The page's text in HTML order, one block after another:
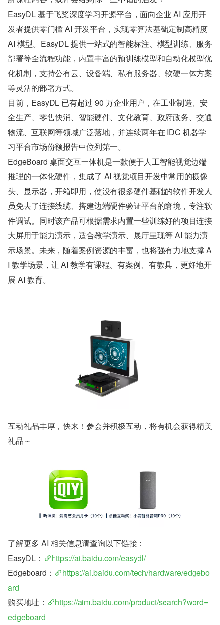
EasyDL 基于飞桨深度学习开源平台，面向企业 AI 应用开
发者提供零门槛 AI 开发平台，实现零算法基础定制高精度
AI 模型。EasyDL 提供一站式的智能标注、模型训练、服务
部署等全流程功能，内置丰富的预训练模型和自动化模型优
化机制，支持公有云、设备端、私有服务器、软硬一体方案
等灵活的部署方式。
目前，EasyDL 已有超过 90 万企业用户，在工业制造、安
全生产、零售快消、智能硬件、文化教育、政府政务、交通
物流、互联网等领域广泛落地，并连续两年在 IDC 机器学
习平台市场份额报告中位列第一。
EdgeBoard 桌面交互一体机是一款便于人工智能视觉边端
推理的一体化硬件，集成了 AI 视觉项目开发中常用的摄像
头、显示器，开箱即用，使没有很多硬件基础的软件开发人
员免去了连接线缆、搭建边端硬件验证平台的窘境，专注软
件调试。同时该产品可根据需求内置一些训练好的项目连接
大屏用于能力演示，适合教学演示、展厅呈现等 AI 能力演
示场景。未来，随着案例资源的丰富，也将强有力地支撑 A
I 教学场景，让 AI 教学有课程、有案例、有教具，更好地开
展 AI 教育。
互动礼品丰厚，快来！参会并积极互动，将有机会获得精美
礼品～
了解更多 AI 相关信息请查询以下链接：
EasyDL：
https://ai.baidu.com/easydl/
Edgeboard：
https://ai.baidu.com/tech/hardware/edgebo
ard
购买地址：
https://aim.baidu.com/product/search?word=
edgeboard